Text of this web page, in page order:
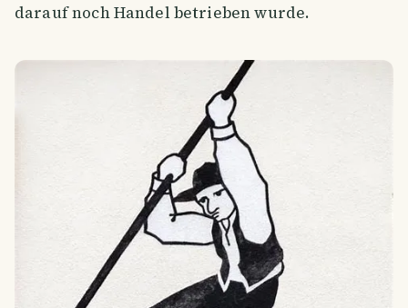
darauf noch Handel betrieben wurde.